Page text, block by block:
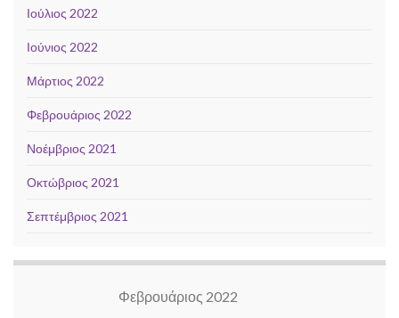
Ιούλιος 2022
Ιούνιος 2022
Μάρτιος 2022
Φεβρουάριος 2022
Νοέμβριος 2021
Οκτώβριος 2021
Σεπτέμβριος 2021
Φεβρουάριος 2022